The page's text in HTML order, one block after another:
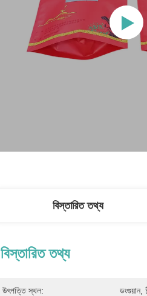
বিস্তারিত তথ্য
বিস্তারিত তথ্য
উৎপত্তি স্থল: ডংগুয়ান,